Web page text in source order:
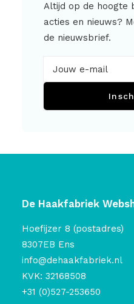
Altijd op de hoogte
acties en nieuws?
de nieuwsbrief.
De Haakfabriek
Hoefijzer 8 (postadres)
8307EB Ens
info@dehaakfabriek.nl
KVK: 32168508
+31 (0)527-253650